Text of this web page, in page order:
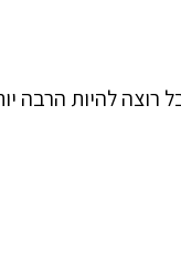
רוצה להיות הרבה